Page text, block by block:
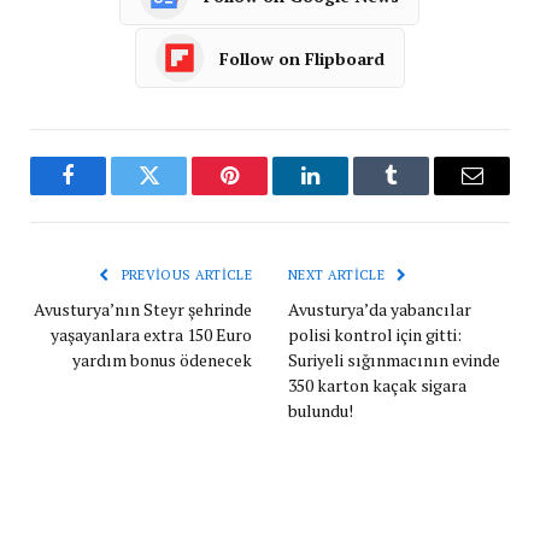
Follow on Flipboard
FacebookTwitter Pinterest LinkedInTumblr Email
PREVIOUS ARTICLE
Avusturya’nın Steyr şehrinde
yaşayanlara extra 150 Euro
yardım bonus ödenecek
NEXT ARTICLE
Avusturya’da yabancılar
polisi kontrol için gitti:
Suriyeli sığınmacının evinde
350 karton kaçak sigara
bulundu!